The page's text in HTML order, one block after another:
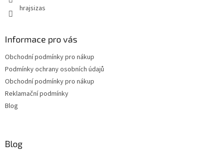
hrajsizas
Informace pro vás
Obchodní podmínky pro nákup
Podmínky ochrany osobních údajů
Obchodní podmínky pro nákup
Reklamační podmínky
Blog
Blog